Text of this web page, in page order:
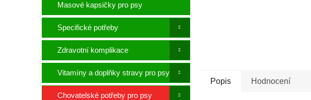
Masové kapsičky pro psy
Specifické potřeby
Zdravotní komplikace
Vitamíny a doplňky stravy pro psy
Chovatelské potřeby pro psy
Popis Hodnocení